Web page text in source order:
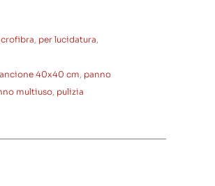
, per lucidatura,
40x40 cm, panno
multiuso, pulizia